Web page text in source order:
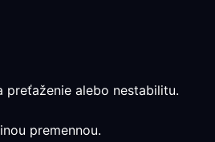
alebo nestabilitu.
premennou.